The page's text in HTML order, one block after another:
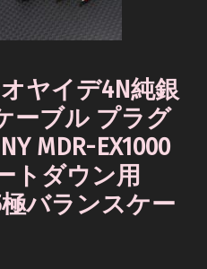
オヤイデ4N純銀
ーブル プラグ
MDR-EX1000
トダウン用
バランスケー